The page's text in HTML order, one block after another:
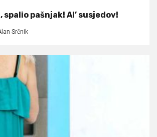
pašnjak! Al’ susjedov!
Srčnik